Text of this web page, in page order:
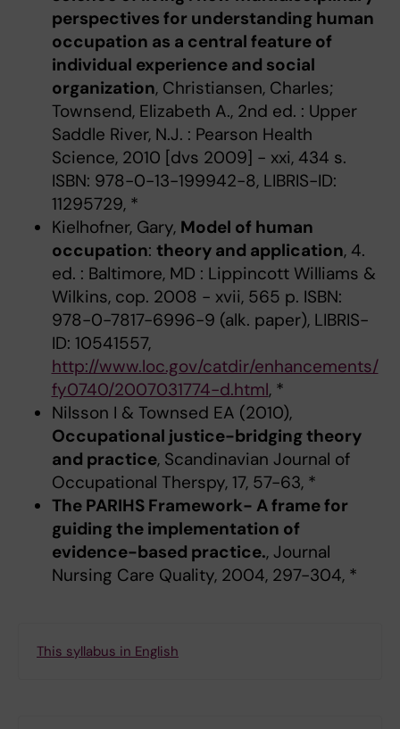
perspectives for understanding human
occupation as a central feature of
individual experience and social
organization, Christiansen, Charles;
Townsend, Elizabeth A., 2nd ed. : Upper
Saddle River, N.J. : Pearson Health
Science, 2010 [dvs 2009] - xxi, 434 s.
ISBN: 978-0-13-199942-8, LIBRIS-ID:
11295729, *
Kielhofner, Gary, Model of human
occupation: theory and application, 4.
ed. : Baltimore, MD : Lippincott Williams &
Wilkins, cop. 2008 - xvii, 565 p. ISBN:
978-0-7817-6996-9 (alk. paper), LIBRIS-
ID: 10541557,
http://www.loc.gov/catdir/enhancements/
fy0740/2007031774-d.html, *
Nilsson I & Townsed EA (2010),
Occupational justice-bridging theory
and practice, Scandinavian Journal of
Occupational Therspy, 17, 57-63, *
The PARIHS Framework- A frame for
guiding the implementation of
evidence-based practice., Journal
Nursing Care Quality, 2004, 297-304, *
This syllabus in English